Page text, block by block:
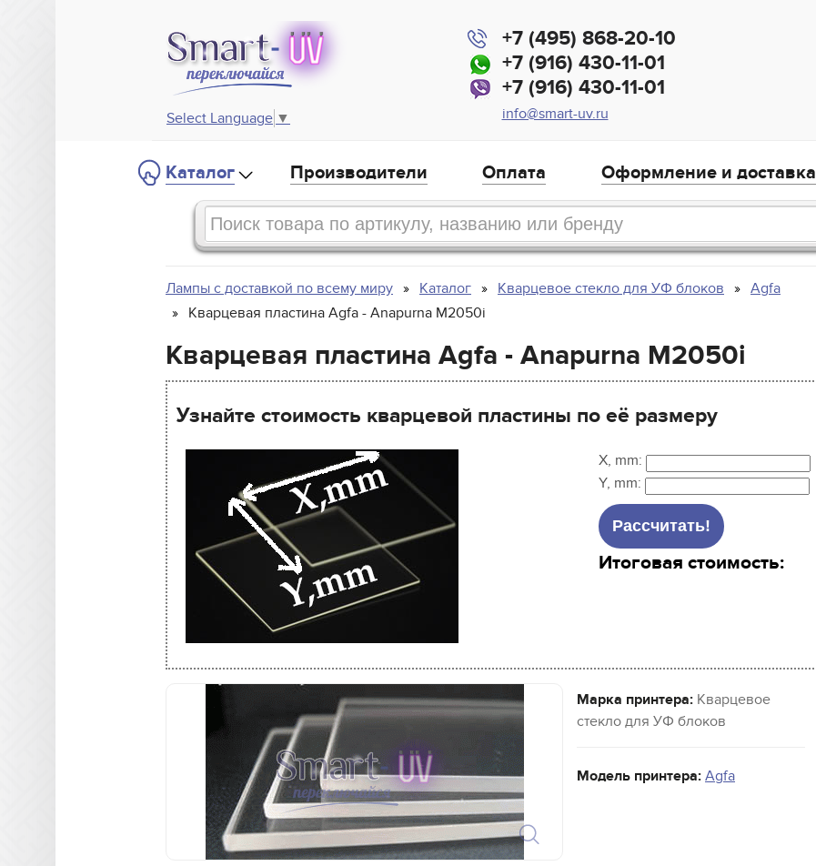
Select Language ▼
+7 (495) 868-20-10
+7 (916) 430-11-01
+7 (916) 430-11-01
info@smart-uv.ru
Каталог Производители Оплата Оформление и доставка
Лампы с доставкой по всему миру Каталог Кварцевое стекло для УФ блоков
Agfa
Кварцевая пластина Agfa - Anapurna M2050i
Кварцевая пластина Agfa - Anapurna M2050i
Узнайте стоимость кварцевой пластины по её размеру
X, mm:
Y, mm:
Итоговая стоимость:
Марка принтера: Кварцевое
стекло для УФ блоков
Модель принтера: Agfa